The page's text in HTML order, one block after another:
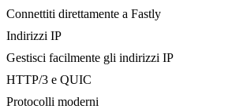
Connettiti direttamente a Fastly
Indirizzi IP
Gestisci facilmente gli indirizzi IP
HTTP/3 e QUIC
Protocolli moderni